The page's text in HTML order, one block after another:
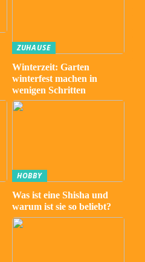
ZUHAUSE
Winterzeit: Garten
winterfest machen in
wenigen Schritten
HOBBY
Was ist eine Shisha und
warum ist sie so beliebt?